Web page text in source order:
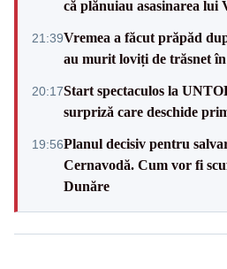
că plănuiau asasinarea lui
21:39Vremea a făcut prăpăd
au murit loviți de trăsnet
20:17Start spectaculos la
surpriză care deschide
19:56Planul decisiv pentru
Cernavodă. Cum vor fi
Dunăre